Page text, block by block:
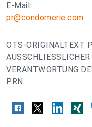
E-Mail:
pr@condomerie.com
OTS-ORIGINALTEXT
VERANTWORTUNG
PRN